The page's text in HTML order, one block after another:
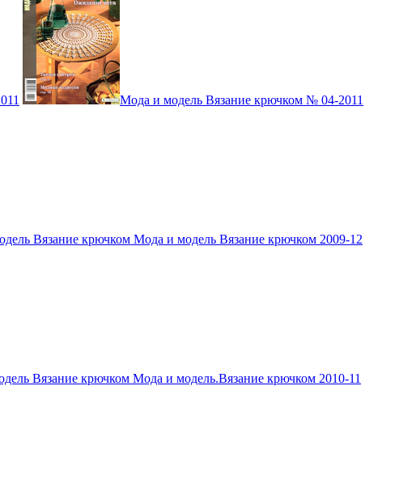
Мода и модель Вязание крючком № 04-2011
Вязание крючком Мода и модель Вязание крючком 2009-12
Вязание крючком Мода и модель.Вязание крючком 2010-11